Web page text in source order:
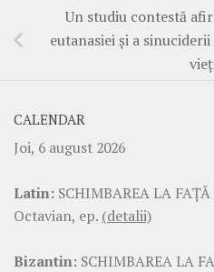
Un studiu contestă
eutanasiei și a
CALENDAR
Joi, 6 august 2026
Latin: SCHIMBAREA LA
Octavian, ep. (detalii)
Bizantin: SCHIMBAREA LA